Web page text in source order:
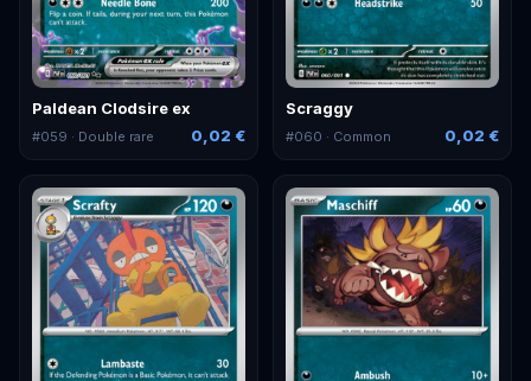
Paldean Clodsire ex
#059 · Double rare 0,02 €
Scraggy
#060 · Common 0,02 €